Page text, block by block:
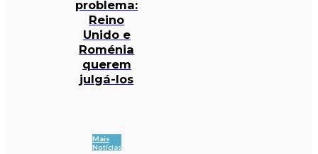
problema:
Reino
Unido e
Roménia
querem
julgá-los
Mais
Notícias